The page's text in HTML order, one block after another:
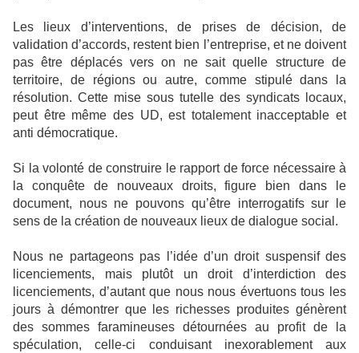
Les lieux d’interventions, de prises de décision, de
validation d’accords, restent bien l’entreprise, et ne doivent
pas être déplacés vers on ne sait quelle structure de
territoire, de régions ou autre, comme stipulé dans la
résolution. Cette mise sous tutelle des syndicats locaux,
peut être même des UD, est totalement inacceptable et
anti démocratique.
Si la volonté de construire le rapport de force nécessaire à
la conquête de nouveaux droits, figure bien dans le
document, nous ne pouvons qu’être interrogatifs sur le
sens de la création de nouveaux lieux de dialogue social.
Nous ne partageons pas l’idée d’un droit suspensif des
licenciements, mais plutôt un droit d’interdiction des
licenciements, d’autant que nous nous évertuons tous les
jours à démontrer que les richesses produites génèrent
des sommes faramineuses détournées au profit de la
spéculation, celle-ci conduisant inexorablement aux